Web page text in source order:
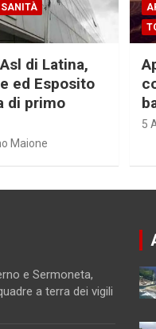
SANITÀ
di Latina,
ed Esposito
di primo
Maione
5
e Sermoneta,
a terra dei vigili